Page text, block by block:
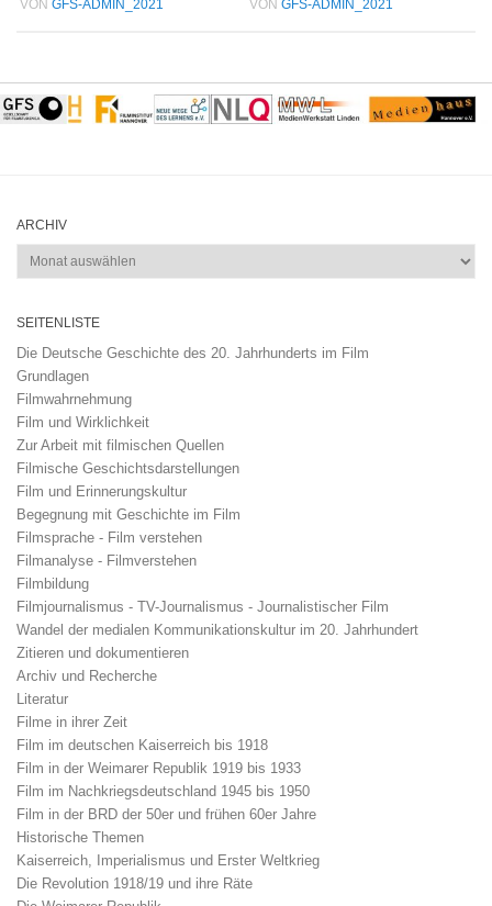
VON GFS-ADMIN_2021 VON GFS-ADMIN_2021
ARCHIV
Archiv
SEITENLISTE
Die Deutsche Geschichte des 20. Jahrhunderts im Film
Grundlagen
Filmwahrnehmung
Film und Wirklichkeit
Zur Arbeit mit filmischen Quellen
Filmische Geschichtsdarstellungen
Film und Erinnerungskultur
Begegnung mit Geschichte im Film
Filmsprache - Film verstehen
Filmanalyse - Filmverstehen
Filmbildung
Filmjournalismus - TV-Journalismus - Journalistischer Film
Wandel der medialen Kommunikationskultur im 20. Jahrhundert
Zitieren und dokumentieren
Archiv und Recherche
Literatur
Filme in ihrer Zeit
Film im deutschen Kaiserreich bis 1918
Film in der Weimarer Republik 1919 bis 1933
Film im Nachkriegsdeutschland 1945 bis 1950
Film in der BRD der 50er und frühen 60er Jahre
Historische Themen
Kaiserreich, Imperialismus und Erster Weltkrieg
Die Revolution 1918/19 und ihre Räte